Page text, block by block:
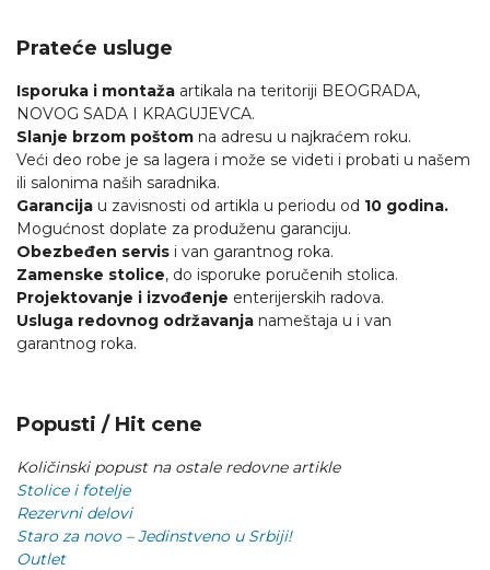
Prateće usluge
Isporuka i montaža artikala na teritoriji BEOGRADA,
NOVOG SADA I KRAGUJEVCA.
Slanje brzom poštom na adresu u najkraćem roku.
Veći deo robe je sa lagera i može se videti i probati u našem
ili salonima naših saradnika.
Garancija u zavisnosti od artikla u periodu od 10 godina.
Mogućnost doplate za produženu garanciju.
Obezbeđen servis i van garantnog roka.
Zamenske stolice, do isporuke poručenih stolica.
Projektovanje i izvođenje enterijerskih radova.
Usluga redovnog održavanja nameštaja u i van
garantnog roka.
Popusti / Hit cene
Količinski popust na ostale redovne artikle
Stolice i fotelje
Rezervni delovi
Staro za novo – Jedinstveno u Srbiji!
Outlet